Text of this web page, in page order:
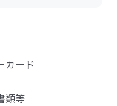
カード
類等